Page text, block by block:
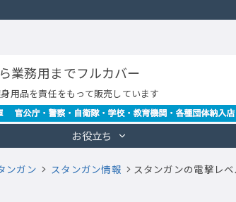
業務用までフルカバー
用品を責任をもって販売しています
お役立ち
ンガン スタンガン情報 スタンガンの電撃レ